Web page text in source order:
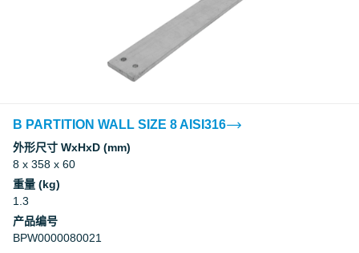
B PARTITION WALL SIZE 8 AISI316
外形尺寸 WxHxD (mm)
8 x 358 x 60
重量 (kg)
1.3
产品编号
BPW0000080021